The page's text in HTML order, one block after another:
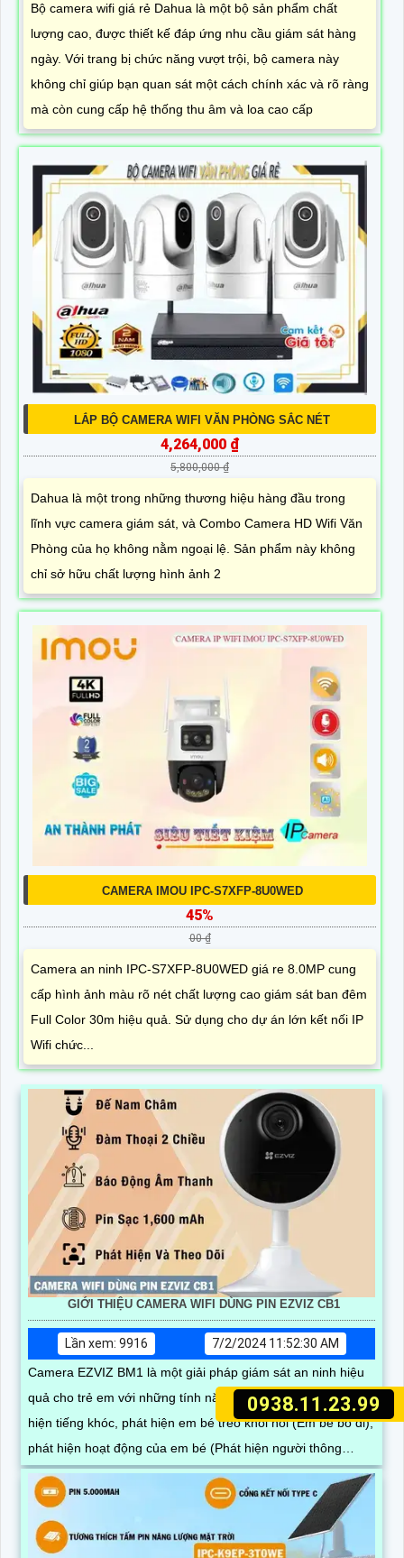
0938.11.23.99
Bộ camera wifi giá rẻ Dahua là một bộ sản phẩm chất
lượng cao, được thiết kế đáp ứng nhu cầu giám sát hàng
ngày. Với trang bị chức năng vượt trội, bộ camera này
không chỉ giúp bạn quan sát một cách chính xác và rõ ràng
mà còn cung cấp hệ thống thu âm và loa cao cấp
LẮP BỘ CAMERA WIFI VĂN PHÒNG SẮC NÉT
4,264,000 ₫
5,800,000 ₫
Dahua là một trong những thương hiệu hàng đầu trong
lĩnh vực camera giám sát, và Combo Camera HD Wifi Văn
Phòng của họ không nằm ngoại lệ. Sản phẩm này không
chỉ sở hữu chất lượng hình ảnh 2
CAMERA IMOU IPC-S7XFP-8U0WED
45%
00 ₫
Camera an ninh IPC-S7XFP-8U0WED giá re 8.0MP cung
cấp hình ảnh màu rõ nét chất lượng cao giám sát ban đêm
Full Color 30m hiệu quả. Sử dụng cho dự án lớn kết nối IP
Wifi chức...
GIỚI THIỆU CAMERA WIFI DÙNG PIN EZVIZ CB1
Lần xem: 9916
7/2/2024 11:52:30 AM
Camera EZVIZ BM1 là một giải pháp giám sát an ninh hiệu
quả cho trẻ em với những tính năng thông minh như: phát
hiện tiếng khóc, phát hiện em bé trèo khỏi nôi (Em bé bỏ đi),
phát hiện hoạt động của em bé (Phát hiện người thông
minh).